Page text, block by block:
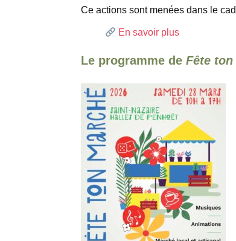
Ce actions sont menées dans le
En savoir plus
Le programme de Fête